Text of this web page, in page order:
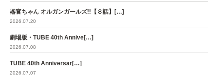
器官ちゃん オルガンガールズ!!【８話】[…]
2026.07.20
劇場版・TUBE 40th Annive[…]
2026.07.08
TUBE 40th Anniversar[…]
2026.07.07